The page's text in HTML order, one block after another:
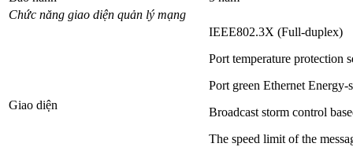
Chức năng giao diện quản lý mạng
Giao diện
IEEE802.3X (Full-duplex)
Port temperature protection
Port green Ethernet Energy-
Broadcast storm control
The speed limit of the